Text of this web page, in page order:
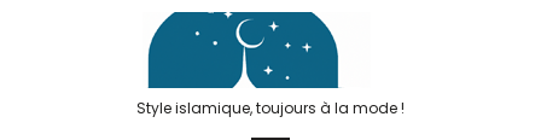
Style islamique, toujours à la mode !